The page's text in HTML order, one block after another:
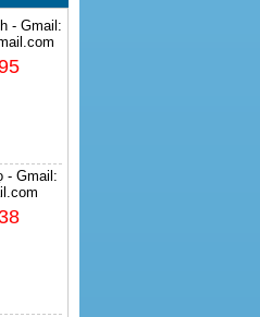
- Gmail:
- Gmail: